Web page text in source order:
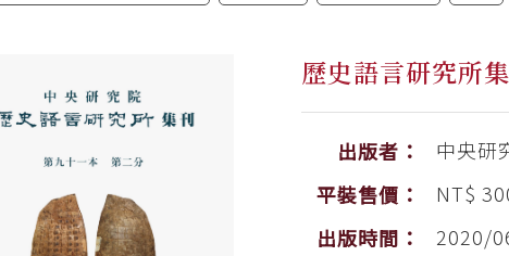
歷史語言研究所
出版者：
中央研
平裝售價：
NT$
出版時間：
2020/